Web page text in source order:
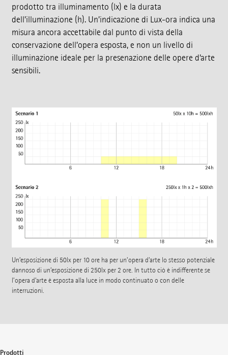
prodotto tra illuminamento (lx) e la durata
dell’illuminazione (h). Un’indicazione di Lux-ora indica una
misura ancora accettabile dal punto di vista della
conservazione dell’opera esposta, e non un livello di
illuminazione ideale per la presenazione delle opere d’arte
sensibili.
Un’esposizione di 50lx per 10 ore ha per un’opera d’arte lo stesso potenziale
dannoso di un’esposizione di 250lx per 2 ore. In tutto ciò è indifferente se
l’opera d’arte è esposta alla luce in modo continuato o con delle
interruzioni.
Prodotti